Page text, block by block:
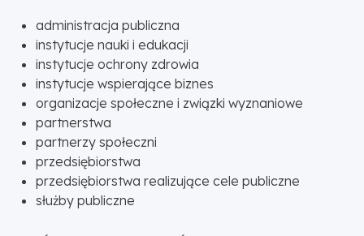
administracja publiczna
instytucje nauki i edukacji
instytucje ochrony zdrowia
instytucje wspierające biznes
organizacje społeczne i związki wyznaniowe
partnerstwa
partnerzy społeczni
przedsiębiorstwa
przedsiębiorstwa realizujące cele publiczne
służby publiczne